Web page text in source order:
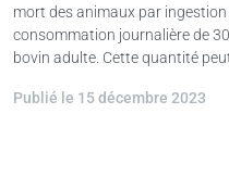
mort des animaux par
consommation journalière de
bovin adulte. Cette quantité
Publié le 15 décembre 2023